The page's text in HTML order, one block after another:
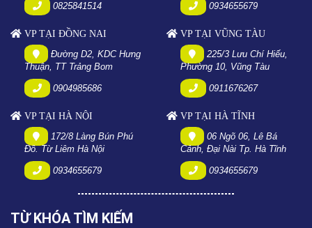
0825841514 0934655679
VP TẠI ĐỒNG NAI
Đường D2, KDC Hưng
Thuận, TT Trảng Bom
0904985686
VP TẠI VŨNG TÀU
225/3 Lưu Chí Hiếu,
Phường 10, Vũng Tàu
0911676267
VP TẠI HÀ NỘI
172/8 Làng Bún Phú
Đô. Từ Liêm Hà Nội
0934655679
VP TẠI HÀ TĨNH
06 Ngõ 06, Lê Bá
Cảnh, Đại Nài Tp. Hà Tĩnh
0934655679
TỪ KHÓA TÌM KIẾM